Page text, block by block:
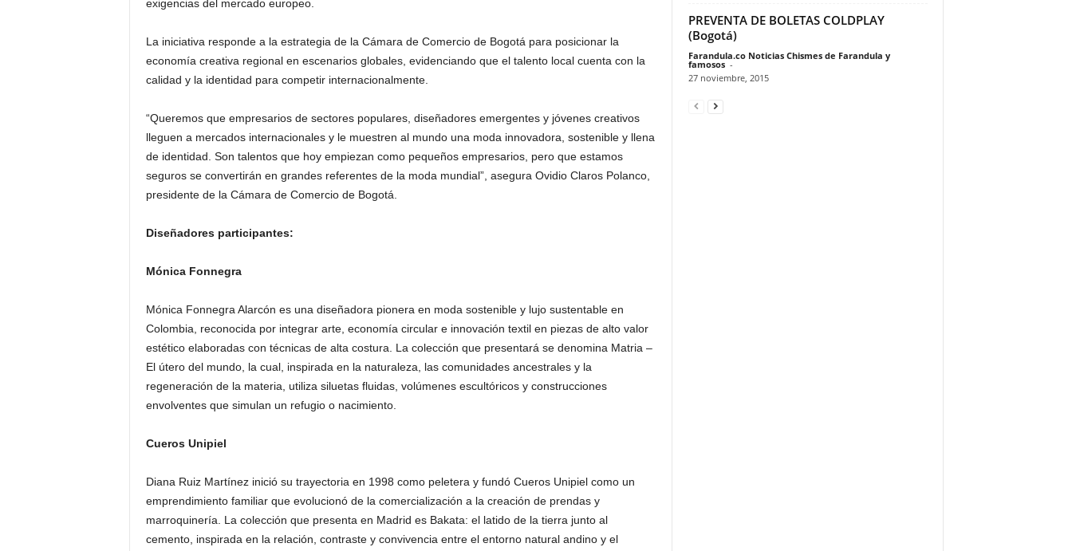
exigencias del mercado europeo.
La iniciativa responde a la estrategia de la Cámara de Comercio de Bogotá para posicionar la
economía creativa regional en escenarios globales, evidenciando que el talento local cuenta con la
calidad y la identidad para competir internacionalmente.
“Queremos que empresarios de sectores populares, diseñadores emergentes y jóvenes creativos
lleguen a mercados internacionales y le muestren al mundo una moda innovadora, sostenible y llena
de identidad. Son talentos que hoy empiezan como pequeños empresarios, pero que estamos
seguros se convertirán en grandes referentes de la moda mundial”, asegura Ovidio Claros Polanco,
presidente de la Cámara de Comercio de Bogotá.
Diseñadores participantes:
Mónica Fonnegra
Mónica Fonnegra Alarcón es una diseñadora pionera en moda sostenible y lujo sustentable en
Colombia, reconocida por integrar arte, economía circular e innovación textil en piezas de alto valor
estético elaboradas con técnicas de alta costura. La colección que presentará se denomina Matria –
El útero del mundo, la cual, inspirada en la naturaleza, las comunidades ancestrales y la
regeneración de la materia, utiliza siluetas fluidas, volúmenes escultóricos y construcciones
envolventes que simulan un refugio o nacimiento.
Cueros Unipiel
Diana Ruiz Martínez inició su trayectoria en 1998 como peletera y fundó Cueros Unipiel como un
emprendimiento familiar que evolucionó de la comercialización a la creación de prendas y
marroquinería. La colección que presenta en Madrid es Bakata: el latido de la tierra junto al
cemento, inspirada en la relación, contraste y convivencia entre el entorno natural andino y el
PREVENTA DE BOLETAS COLDPLAY
(Bogotá)
Farandula.co Noticias Chismes de Farandula y
famosos -
27 noviembre, 2015